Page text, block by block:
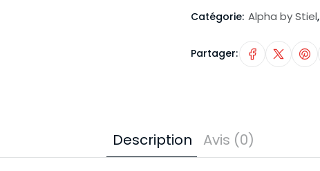
Catégorie: Alpha by Stiel,
Partager:
Description Avis (0)